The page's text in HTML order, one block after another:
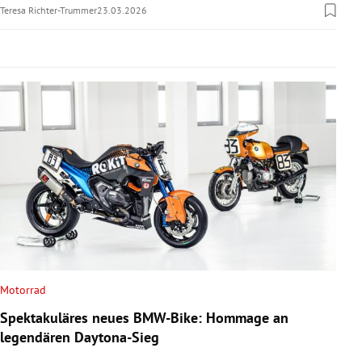
Untermenü
Untermenü
Teresa Richter-Trummer23.03.2026
Motorrad
Spektakuläres neues BMW-Bike: Hommage an
legendären Daytona-Sieg